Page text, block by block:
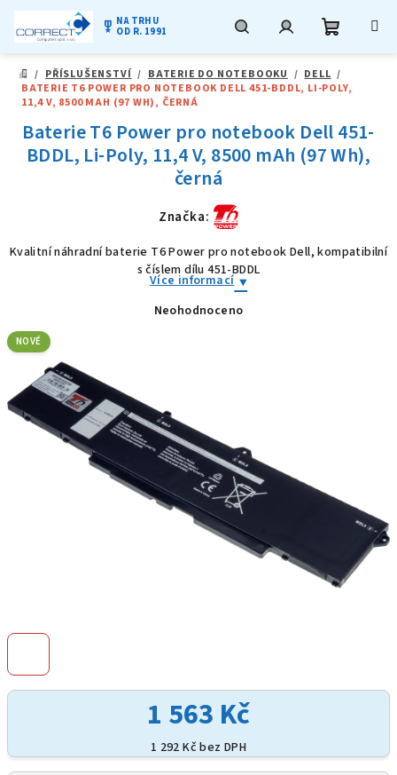
obsah
military_tech NA TRHU
OD R. 1991
DOMŮ
/ PŘÍSLUŠENSTVÍ / BATERIE DO NOTEBOOKU / DELL /
BATERIE T6 POWER PRO NOTEBOOK DELL 451-BDDL, LI-POLY,
11,4 V, 8500 MAH (97 WH), ČERNÁ
1 563 Kč
1 292 Kč bez DPH
Baterie T6 Power pro notebook Dell 451-
BDDL, Li-Poly, 11,4 V, 8500 mAh (97 Wh),
černá
Značka:
Kvalitní náhradní baterie T6 Power pro notebook Dell, kompatibilní
s číslem dílu 451-BDDL
Více informací
Průměrné
Neohodnoceno
NOVÉ